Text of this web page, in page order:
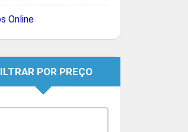
Online
POR PREÇO